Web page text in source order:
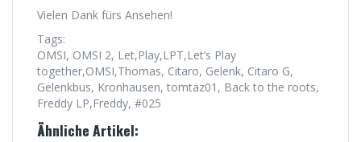
Vielen Dank fürs Ansehen!
Tags:
OMSI, OMSI 2, Let,Play,LPT,Let’s Play
together,OMSI,Thomas, Citaro, Gelenk, Citaro G,
Gelenkbus, Kronhausen, tomtaz01, Back to the roots,
Freddy LP,Freddy, #025
Ähnliche Artikel: